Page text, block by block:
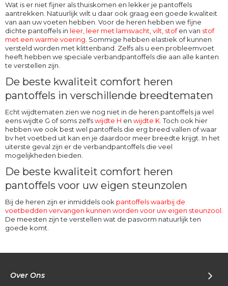
Wat is er niet fijner als thuiskomen en lekker je pantoffels
aantrekken. Natuurlijk wilt u daar ook graag een goede kwaliteit
van aan uw voeten hebben. Voor de heren hebben we fijne
dichte pantoffels in leer, leer met lamsvacht,vilt, stofen van stof
met een warme voering. Sommige hebben elastiek of kunnen
versteld worden met klittenband. Zelfs als u een probleemvoet
heeft hebben we speciale verbandpantoffels die aan alle kanten
te verstellen zijn.
De beste kwaliteit comfort heren
pantoffels in verschillende breedtematen
Echt wijdtematen zien we nog niet in de heren pantoffels ja wel
eens wijdte G of soms zelfswijdte H en wijdte K. Toch ook hier
hebben we ook best wel pantoffels die erg breed vallen of waar
bv het voetbed uit kan en je daardoor meer breedte krijgt. In het
uiterste geval zijn er de verbandpantoffels die veel
mogelijkheden bieden.
De beste kwaliteit comfort heren
pantoffels voor uw eigen steunzolen
Bij de heren zijn er inmiddels ook pantoffels waarbij de
voetbedden vervangen kunnen worden voor uw eigen steunzool.
De meesten zijn te verstellen wat de pasvorm natuurlijk ten
goede komt.
Over Ons